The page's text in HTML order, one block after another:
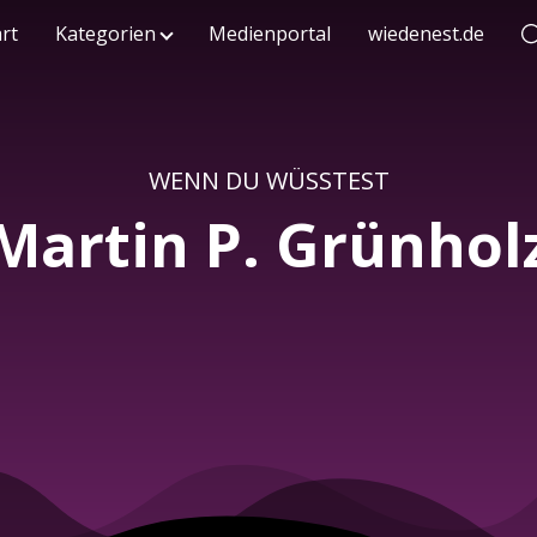
Kategorien Medienportal wiedenest.de
WENN DU WÜSSTEST
P.